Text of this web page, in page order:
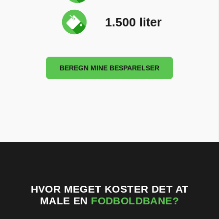
1.500 liter
BEREGN MINE BESPARELSER
HVOR MEGET KOSTER DET AT
MALE EN FODBOLDBANE?